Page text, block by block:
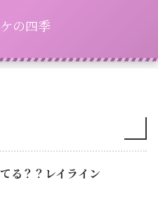
の四季
る？？レイライン